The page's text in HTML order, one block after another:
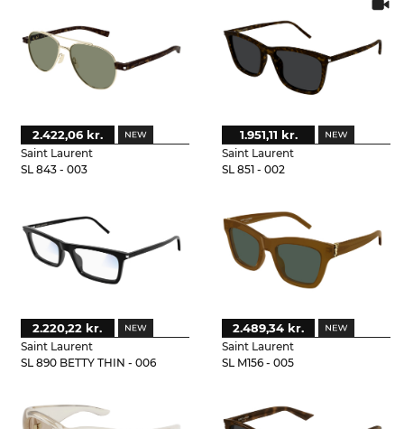
Saint Laurent
SL 843 - 003
2.422,06 kr.
Saint Laurent
SL 851 - 002
1.951,11 kr.
Saint Laurent
SL 890 BETTY THIN - 006
2.220,22 kr.
Saint Laurent
SL M156 - 005
2.489,34 kr.